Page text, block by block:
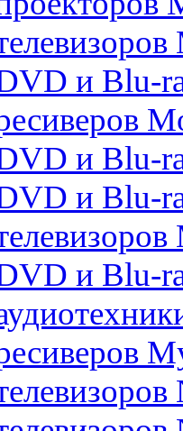
и Blu-
и Blu-
и Blu-
и Blu-